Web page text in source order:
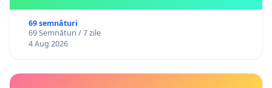
69 semnături
69 Semnături / 7 zile
4 Aug 2026